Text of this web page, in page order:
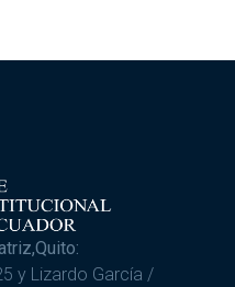
y Lizardo García /